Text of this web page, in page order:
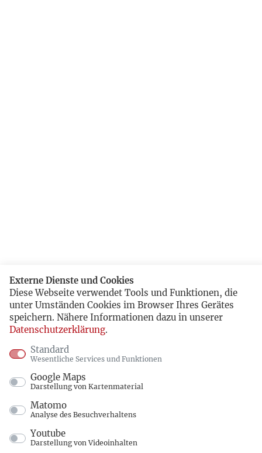
Externe Dienste und Cookies
Diese Webseite verwendet Tools und Funktionen, die
unter Umständen Cookies im Browser Ihres Gerätes
speichern. Nähere Informationen dazu in unserer
Datenschutzerklärung.
Standard
Wesentliche Services und Funktionen
Google Maps
Darstellung von Kartenmaterial
Matomo
Analyse des Besuchverhaltens
Youtube
Darstellung von Videoinhalten